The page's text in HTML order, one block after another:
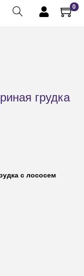
0
грудка
с лососем